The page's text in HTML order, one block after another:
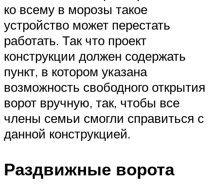
ко всему в морозы такое
устройство может перестать
работать. Так что проект
конструкции должен содержать
пункт, в котором указана
возможность свободного открытия
ворот вручную, так, чтобы все
члены семьи смогли справиться с
данной конструкцией.
Раздвижные ворота